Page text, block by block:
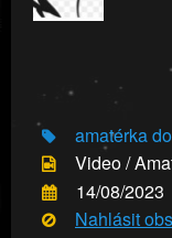
amatérka
Video /
14/08/2023
Nahlásit